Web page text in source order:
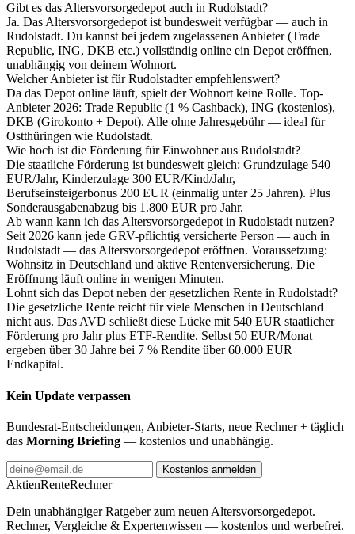
Gibt es das Altersvorsorgedepot auch in Rudolstadt?
Ja. Das Altersvorsorgedepot ist bundesweit verfügbar — auch in
Rudolstadt. Du kannst bei jedem zugelassenen Anbieter (Trade
Republic, ING, DKB etc.) vollständig online ein Depot eröffnen,
unabhängig von deinem Wohnort.
Welcher Anbieter ist für Rudolstadter empfehlenswert?
Da das Depot online läuft, spielt der Wohnort keine Rolle. Top-
Anbieter 2026: Trade Republic (1 % Cashback), ING (kostenlos),
DKB (Girokonto + Depot). Alle ohne Jahresgebühr — ideal für
Ostthüringen wie Rudolstadt.
Wie hoch ist die Förderung für Einwohner aus Rudolstadt?
Die staatliche Förderung ist bundesweit gleich: Grundzulage 540
EUR/Jahr, Kinderzulage 300 EUR/Kind/Jahr,
Berufseinsteigerbonus 200 EUR (einmalig unter 25 Jahren). Plus
Sonderausgabenabzug bis 1.800 EUR pro Jahr.
Ab wann kann ich das Altersvorsorgedepot in Rudolstadt nutzen?
Seit 2026 kann jede GRV-pflichtig versicherte Person — auch in
Rudolstadt — das Altersvorsorgedepot eröffnen. Voraussetzung:
Wohnsitz in Deutschland und aktive Rentenversicherung. Die
Eröffnung läuft online in wenigen Minuten.
Lohnt sich das Depot neben der gesetzlichen Rente in Rudolstadt?
Die gesetzliche Rente reicht für viele Menschen in Deutschland
nicht aus. Das AVD schließt diese Lücke mit 540 EUR staatlicher
Förderung pro Jahr plus ETF-Rendite. Selbst 50 EUR/Monat
ergeben über 30 Jahre bei 7 % Rendite über 60.000 EUR
Endkapital.
Kein Update verpassen
Bundesrat-Entscheidungen, Anbieter-Starts, neue Rechner + täglich
das Morning Briefing — kostenlos und unabhängig.
Kostenlos anmelden
AktienRenteRechner
Dein unabhängiger Ratgeber zum neuen Altersvorsorgedepot.
Rechner, Vergleiche & Expertenwissen — kostenlos und werbefrei.